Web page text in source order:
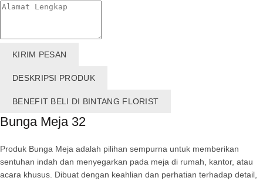
KIRIM PESAN
DESKRIPSI PRODUK
BENEFIT BELI DI BINTANG FLORIST
Bunga Meja 32
Produk Bunga Meja adalah pilihan sempurna untuk memberikan
sentuhan indah dan menyegarkan pada meja di rumah, kantor, atau
acara khusus. Dibuat dengan keahlian dan perhatian terhadap detail,